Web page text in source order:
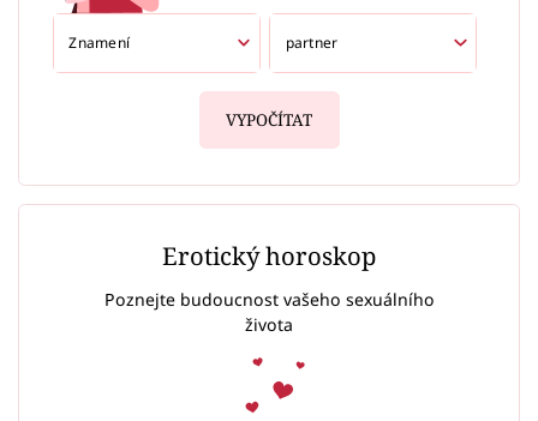
VYPOČÍTAT
Erotický horoskop
Poznejte budoucnost vašeho sexuálního
života